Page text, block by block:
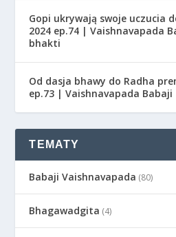
Gopi ukrywają swoje uczucia
2024 ep.74 | Vaishnavapada
bhakti
Od dasja bhawy do Radha
ep.73 | Vaishnavapada
TEMATY
Babaji Vaishnavapada (80)
Bhagawadgita (4)